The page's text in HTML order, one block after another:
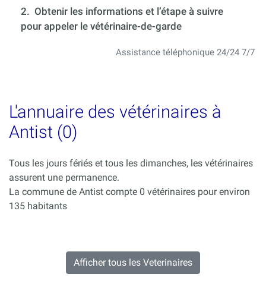
2. Obtenir les informations et l’étape à suivre
pour appeler le vétérinaire-de-garde
Assistance téléphonique 24/24 7/7
L'annuaire des vétérinaires à
Antist (0)
Tous les jours fériés et tous les dimanches, les vétérinaires
assurent une permanence.
La commune de Antist compte 0 vétérinaires pour environ
135 habitants
Afficher tous les Veterinaires